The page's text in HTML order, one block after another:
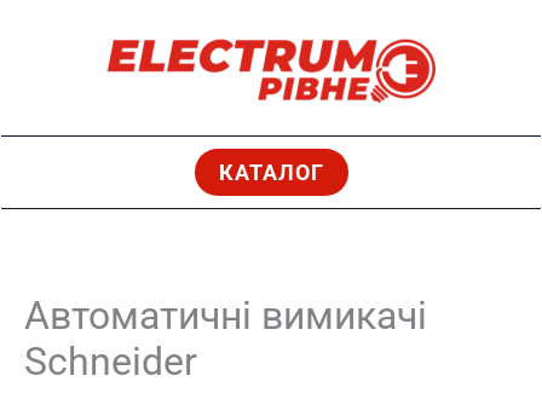
КАТАЛОГ
Автоматичні вимикачі
Schneider